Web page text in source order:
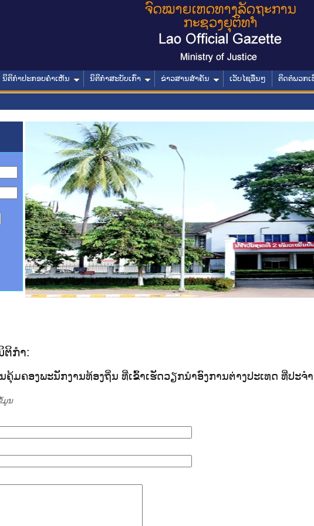
ນິຕິກໍາປະກອບຄໍາເຫັນ ນິຕິກໍາສະບັບເກົ່າ ຂ່າວສານສໍາຄັນ ເວັບໄຊອື່ນໆ ຕິດຕໍ່ພວກເ
ງານ
ຕິກໍາ:
ຄຸ້ມຄອງພະນັກງານທ້ອງຖິ່ນ ທີ່ເຂົ້າເຮັດວຽກນຳອົງການຕ່າງປະເທດ ທີ່ປະຈ
ມູນ